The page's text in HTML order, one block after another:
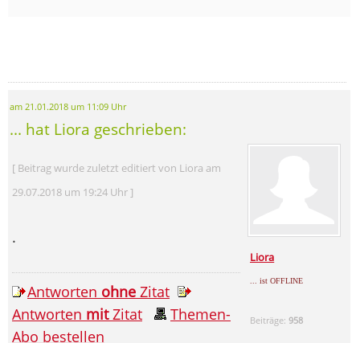
am 21.01.2018 um 11:09 Uhr
... hat Liora geschrieben:
Liora
... ist OFFLINE
Beiträge:958
[ Beitrag wurde zuletzt editiert von Liora am
29.07.2018 um 19:24 Uhr ]
.
Antworten ohne Zitat
Antworten mitZitat
Themen-
Abo bestellen